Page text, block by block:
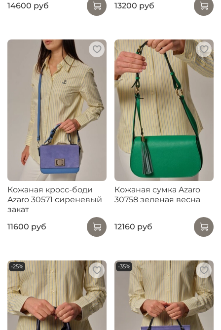
14600 руб
13200 руб
Кожаная кросс-боди
Azaro 30571 сиреневый
закат
11600 руб
Кожаная сумка Azaro
30758 зеленая весна
12160 руб
-25% -35%